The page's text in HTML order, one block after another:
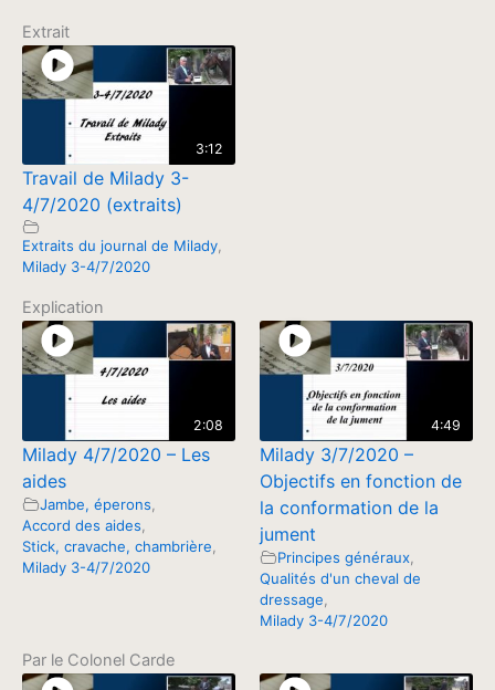
Extrait
3:12
Travail de Milady 3-
4/7/2020 (extraits)
Extraits du journal de Milady,
Milady 3-4/7/2020
Explication
2:08
Milady 4/7/2020 – Les
aides
Jambe, éperons
Accord des aides
Stick, cravache, chambrière
Milady 3-4/7/2020
4:49
Milady 3/7/2020 –
Objectifs en fonction de
la conformation de la
jument
Principes généraux,
Qualités d'un cheval de
dressage
Milady 3-4/7/2020
Par le Colonel Carde